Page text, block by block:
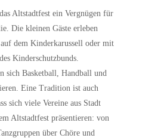
Altstadtfest ein Vergnügen für
Die kleinen Gäste erleben
dem Kinderkarussell oder mit
Kinderschutzbunds.
sich Basketball, Handball und
Eine Tradition ist auch
sich viele Vereine aus Stadt
Altstadtfest präsentieren: von
über Chöre und